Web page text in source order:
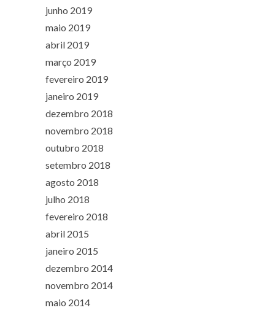
junho 2019
maio 2019
abril 2019
março 2019
fevereiro 2019
janeiro 2019
dezembro 2018
novembro 2018
outubro 2018
setembro 2018
agosto 2018
julho 2018
fevereiro 2018
abril 2015
janeiro 2015
dezembro 2014
novembro 2014
maio 2014